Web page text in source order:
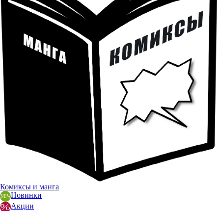
Комиксы и манга
Новинки
Акции